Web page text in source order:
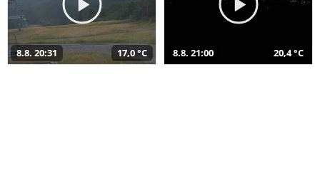
8.8. 20:31 17,0 °C 8.8. 21:00 20,4 °C